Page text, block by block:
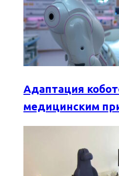
Адаптация
медицинским